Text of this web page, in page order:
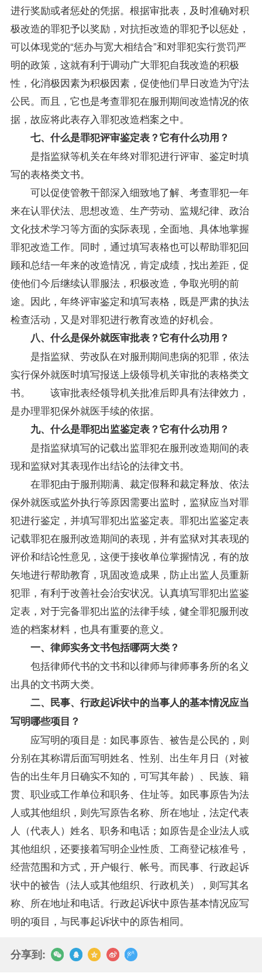
进行奖励或者惩处的凭据。根据审批表，及时准确对积
极改造的罪犯予以奖励，对抗拒改造的罪犯予以惩处，
可以体现党的“惩办与宽大相结合”和对罪犯实行赏罚严
明的政策，这就有利于调动广大罪犯自我改造的积极
性，化消极因素为积极因素，促使他们早日改造为守法
公民。而且，它也是考查罪犯在服刑期间改造情况的依
据，故应将此表存入罪犯改造档案之中。
七、什么是罪犯评审鉴定表？它有什么功用？
是指监狱等机关在年终对罪犯进行评审、鉴定时填
写的表格类文书。
可以促使管教干部深入细致地了解、考查罪犯一年
来在认罪伏法、思想改造、生产劳动、监规纪律、政治
文化技术学习等方面的实际表现，全面地、具体地掌握
罪犯改造工作。同时，通过填写表格也可以帮助罪犯回
顾和总结一年来的改造情况，肯定成绩，找出差距，促
使他们今后继续认罪服法，积极改造，争取光明的前
途。因此，年终评审鉴定和填写表格，既是严肃的执法
检查活动，又是对罪犯进行教育改造的好机会。
八、什么是保外就医审批表？它有什么功用？
是指监狱、劳改队在对服刑期间患病的犯罪，依法
实行保外就医时填写报送上级领导机关审批的表格类文
书。 该审批表经领导机关批准后即具有法律效力，
是办理罪犯保外就医手续的依据。
九、什么是罪犯出监鉴定表？它有什么功用？
是指监狱填写的记载出监罪犯在服刑改造期间的表
现和监狱对其表现作出结论的法律文书。
在罪犯由于服刑期满、裁定假释和裁定释放、依法
保外就医或监外执行等原因需要出监时，监狱应当对罪
犯进行鉴定，并填写罪犯出监鉴定表。罪犯出监鉴定表
记载罪犯在服刑改造期间的表现，并有监狱对其表现的
评价和结论性意见，这便于接收单位掌握情况，有的放
矢地进行帮助教育，巩固改造成果，防止出监人员重新
犯罪，有利于改善社会治安状况。认真填写罪犯出监鉴
定表，对于完备罪犯出监的法律手续，健全罪犯服刑改
造的档案材料，也具有重要的意义。
一、律师实务文书包括哪两大类？
包括律师代书的文书和以律师与律师事务所的名义
出具的文书两大类。
二、民事、行政起诉状中的当事人的基本情况应当
写明哪些项目？
应写明的项目是：如民事原告、被告是公民的，则
分别在其称谓后面写明姓名、性别、出生年月日（对被
告的出生年月日确实不知的，可写其年龄）、民族、籍
贯、职业或工作单位和职务、住址等。如民事原告为法
人或其他组织，则先写原告名称、所在地址，法定代表
人（代表人）姓名、职务和电话；如原告是企业法人或
其他组织，还要接着写明企业性质、工商登记核准号，
经营范围和方式，开户银行、帐号。而民事、行政起诉
状中的被告（法人或其他组织、行政机关），则写其名
称、所在地址和电话。行政起诉状中原告基本情况应写
明的项目，与民事起诉状中的原告相同。
分享到: